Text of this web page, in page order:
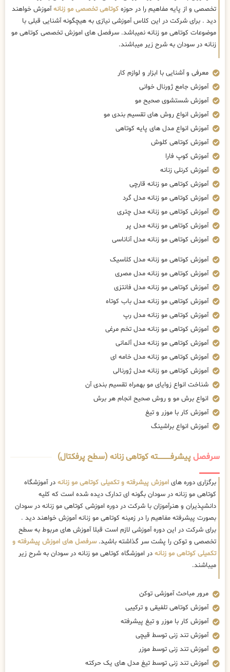
تخصصی و از پایه مفاهیم را در حوزه کوتاهی تخصصی مو زنانهآموزش خواهند
دید . برای شرکت در این کلاس آموزشی نیازی به هیچگونه آشنایی قبلی با
موضوعات کوتاهی مو زنانه نمیباشد. سرفصل های اموزش تخصصی کوتاهی مو
زنانه در سودان به شرح زیر میباشند.
معرفی و آشنایی با ابزار و لوازم کار
آموزش جامع ژورنال خوانی
آموزش شستشوی صحیح مو
آموزش انواع روش های تقسیم بندی مو
آموزش انواع مدل های پایه کوتاهی
آموزش کوتاهی کلوش
آموزش کوپ فارا
آموزش کرنلی زنانه
آموزش کوتاهی مو زنانه قارچی
آموزش کوتاهی مو زنانه مدل گرد
آموزش کوتاهی مو زنانه مدل چتری
آموزش کوتاهی مو زنانه مدل پر
آموزش کوتاهی مو زنانه مدل آناناسی
آموزش کوتاهی مو زنانه مدل کلاسیک
آموزش کوتاهی مو زنانه مدل مصری
آموزش کوتاهی مو زنانه مدل فانتزی
آموزش کوتاهی مو زنانه مدل باب کوتاه
آموزش کوتاهی مو زنانه مدل رپ
آموزش کوتاهی مو زنانه مدل تخم مرغی
آموزش کوتاهی مو زنانه مدل آلمانی
آموزش کوتاهی مو زنانه مدل خامه ای
آموزش کوتاهی مو زنانه مدل ژورنالی
شناخت انواع زوایای مو بهمراه تقسیم بندی آن
انواع برش مو و روش صحیح انجام هر برش
آموزش کار با موزر و تیغ
آموزش انواع براشینگ
سرفصلپیشرفــــــــــــته کوتاهی زنانه (سطح پرفکتال)
برگزاری دوره های اموزش پیشرفته و تکمیلی کوتاهی مو زنانه در آموزشگاه
کوتاهی مو زنانه در سودان بگونه ای تدارک دیده شده است که کلیه
دانشپذیران و هنرآموزان با شرکت در دوره اموزشی کوتاهی مو زنانه در سودان
بصورت پیشرفته مفاهیم را در زمینه کوتاهی مو زنانه آموزش خواهند دید .
برای شرکت در این دوره آموزشی لازم است قبلا آموزش های مربوط به سطح
تخصصی و توکن را پشت سر گذاشته باشید.سرفصل های اموزش پیشرفته و
تکمیلی کوتاهی مو زنانه در اموزشگاه کوتاهی مو زنانه در سودان به شرح زیر
میباشند.
مرور مباحث آموزشی توکن
آموزش کوتاهی تلفیقی و ترکیبی
آموزش کار با موزر و تیغ پیشرفته
آموزش تند زنی توسط قیچی
آموزش تند زنی توسط موزر
آموزش تند زنی توسط تیغ مدل های یک حرکته